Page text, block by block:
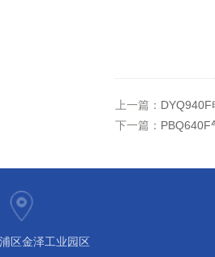
上一篇： DYQ940F
下一篇： PBQ640F
浦区金泽工业园区